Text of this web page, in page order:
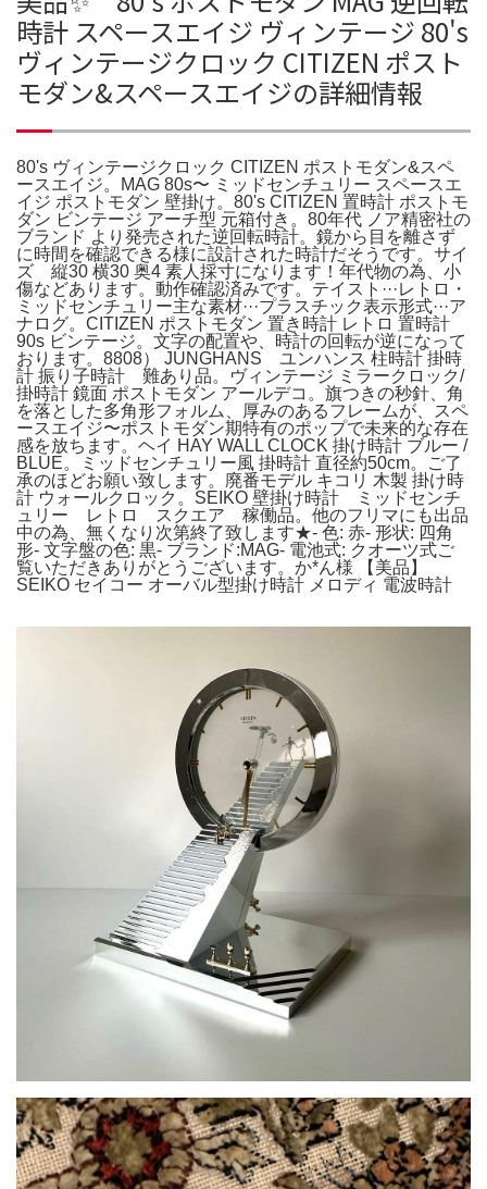
時計 スペースエイジ ヴィンテージ 80's
ヴィンテージクロック CITIZEN ポスト
モダン&スペースエイジの詳細情報
80's ヴィンテージクロック CITIZEN ポストモダン&スペ
ースエイジ。MAG 80s〜 ミッドセンチュリー スペースエ
イジ ポストモダン 壁掛け。80's CITIZEN 置時計 ポストモ
ダン ビンテージ アーチ型 元箱付き。80年代 ノア精密社の
ブランド より発売された逆回転時計。鏡から目を離さず
に時間を確認できる様に設計された時計だそうです。サイ
ズ 縦30 横30 奥4 素人採寸になります！年代物の為、小
傷などあります。動作確認済みです。テイスト···レトロ・
ミッドセンチュリー主な素材···プラスチック表示形式···ア
ナログ。CITIZEN ポストモダン 置き時計 レトロ 置時計
90s ビンテージ。文字の配置や、時計の回転が逆になって
おります。8808） JUNGHANS ユンハンス 柱時計 掛時
計 振り子時計 難あり品。ヴィンテージ ミラークロック/
掛時計 鏡面 ポストモダン アールデコ。旗つきの秒針、角
を落とした多角形フォルム、厚みのあるフレームが、スペ
ースエイジ〜ポストモダン期特有のポップで未来的な存在
感を放ちます。ヘイ HAY WALL CLOCK 掛け時計 ブルー /
BLUE。ミッドセンチュリー風 掛時計 直径約50cm。ご了
承のほどお願い致します。廃番モデル キコリ 木製 掛け時
計 ウォールクロック。SEIKO 壁掛け時計 ミッドセンチ
ュリー レトロ スクエア 稼働品。他のフリマにも出品
中の為、無くなり次第終了致します★- 色: 赤- 形状: 四角
形- 文字盤の色: 黒- ブランド:MAG- 電池式: クオーツ式ご
覧いただきありがとうございます。か*ん様 【美品】
SEIKO セイコー オーバル型掛け時計 メロディ 電波時計